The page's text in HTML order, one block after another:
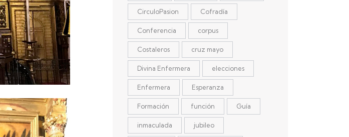
CirculoPasion Cofradía
Conferencia corpus
Costaleros cruz mayo
Divina Enfermera elecciones
Enfermera Esperanza
Formación función Guía
inmaculada jubileo